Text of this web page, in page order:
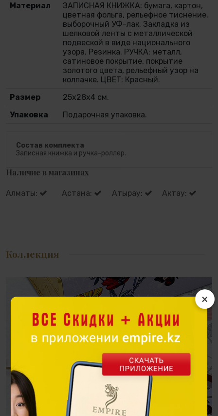
×
Материал
ЗАПИСНАЯ КНИЖКА: бумага, картон,
цветная фольга, рельефное тиснение,
выборочный УФ-лак. Закладка из
шелковой ленты с металлической
подвеской в виде национального
узора. Резинка. РУЧКА: металл,
сатиновое покрытие, покрытие
золотого цвета, рельефный узор на
колпачке. ЦВЕТ: Красный.
Размер
25х28х4 см.
Упаковка
Подарочная упаковка.
Состав комплекта
Записная книжка и ручка-роллер.
Наличие в магазинах
Алматы: Астана: Атырау: Актау:
Коллекция